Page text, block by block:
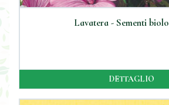
Lavatera - Sementi
DETTAGLIO